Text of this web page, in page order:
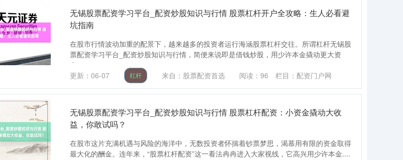
无锡股票配资学习平台_配资炒股知识与行情 股票杠杆开户全攻略：生人必看避
坑指南
在股市行情波动加重的配景下，越来越多的投资者运行海涵股票杠杆交往。所谓杠杆无锡股
票配资学习平台_配资炒股知识与行情，简便来说即是借钱炒股，用少许本金撬动更大资
金....
更新：06-07
杠杆 来自：股票配资首选 阅读：96 栏目：配资门户网
无锡股票配资学习平台_配资炒股知识与行情 股票杠杆配资：小资金撬动大收
益，你敢试吗？
在股市这片充满机遇与风险的海洋中，无数投资者怀揣着钞票梦思，渴慕用有限的资金取得
最大化的酬金。连年来，“股票杠杆配资”这一看法冉冉进入大家视线，它高兴用少许本金....